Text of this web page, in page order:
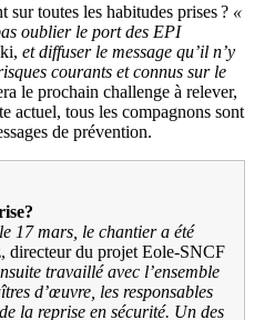
sur toutes les habitudes prises ? «
oublier le port des EPI
et diffuser le message qu’il n’y
courants et connus sur le
le prochain challenge à relever,
actuel, tous les compagnons sont
de prévention.
17 mars, le chantier a été
directeur du projet Eole-SNCF
travaillé avec l’ensemble
d’œuvre, les responsables
la reprise en sécurité. Un des